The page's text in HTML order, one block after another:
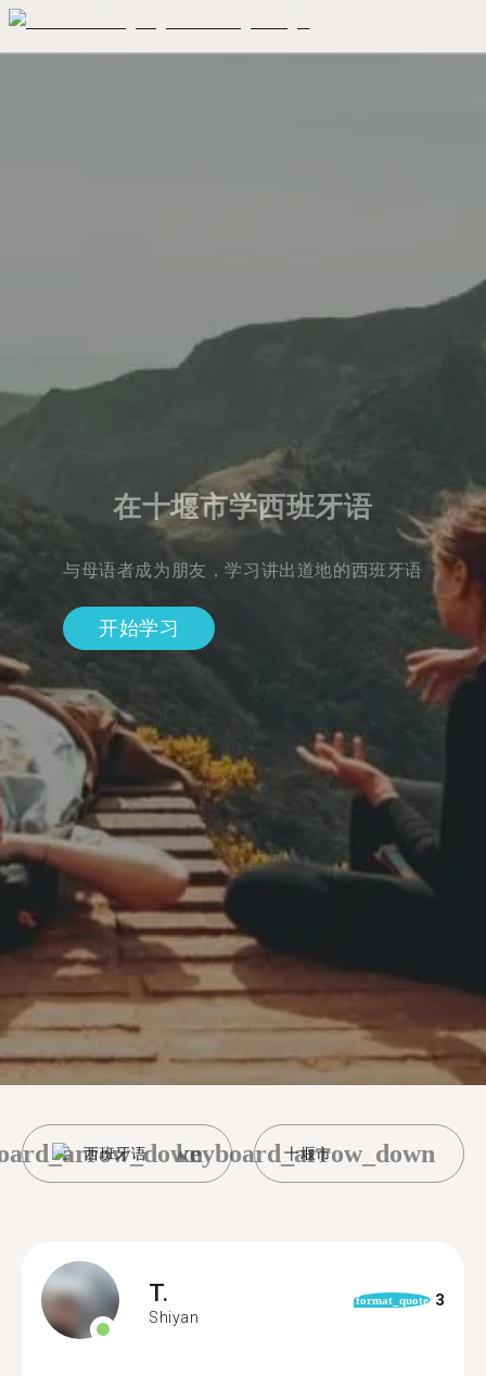
在十堰市学西班牙语
与母语者成为朋友，学习讲出道地的西班牙语
开始学习
西班牙语 十堰市
keyboard_arrow_down
T.
Shiyan
format_quote 3